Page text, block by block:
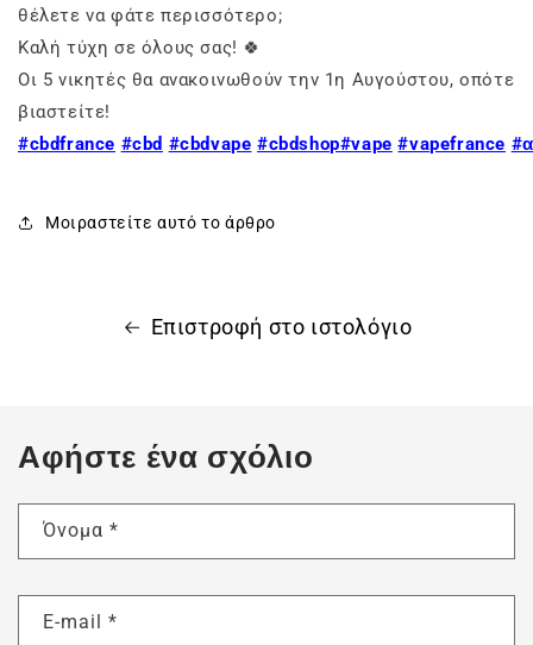
θέλετε να φάτε περισσότερο;
Καλή τύχη σε όλους σας! 🍀
Οι 5 νικητές θα ανακοινωθούν την 1η Αυγούστου, οπότε
βιαστείτε!
#cbdfrance #cbd #cbdvape #cbdshop#vape #vapefrance
Μοιραστείτε αυτό το άρθρο
Επιστροφή στο ιστολόγιο
Αφήστε ένα σχόλιο
Όνομα *
E-mail *